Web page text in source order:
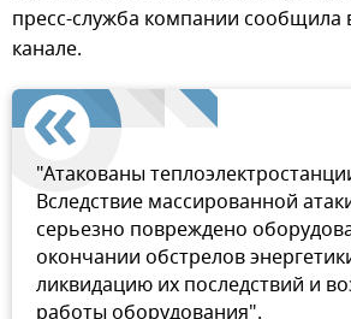
пресс-служба компании сообщила
канале.
"Атакованы
Вследствие массированной
серьезно повреждено
окончании обстрелов
ликвидацию их последствий и